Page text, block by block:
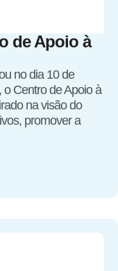
de Apoio à
no dia 10 de
Centro de Apoio à
na visão do
promover a